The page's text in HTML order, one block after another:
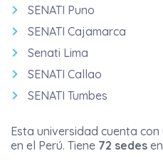
SENATI Puno
SENATI Cajamarca
Senati Lima
SENATI Callao
SENATI Tumbes
Esta universidad cuenta
en el Perú. Tiene 72 sedes